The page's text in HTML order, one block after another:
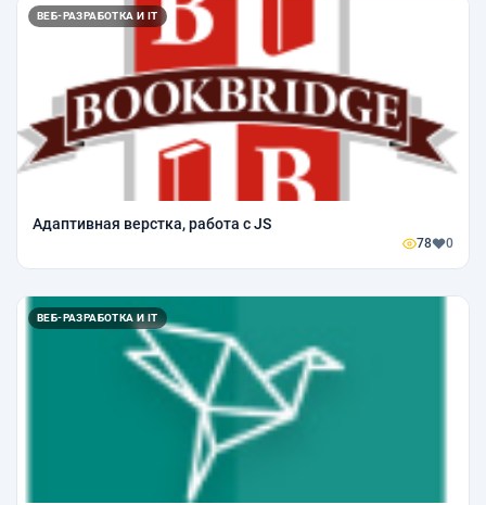
ВЕБ-РАЗРАБОТКА И IT
Адаптивная верстка, работа с JS
78 0
ВЕБ-РАЗРАБОТКА И IT